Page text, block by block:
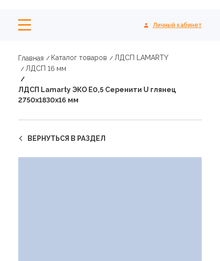
Личный кабинет
Главная Каталог товаров
ЛДСП LAMARTY
ЛДСП 16 мм
ЛДСП Lamarty ЭКО E0,5 Серенити U глянец
2750х1830х16 мм
ВЕРНУТЬСЯ В РАЗДЕЛ